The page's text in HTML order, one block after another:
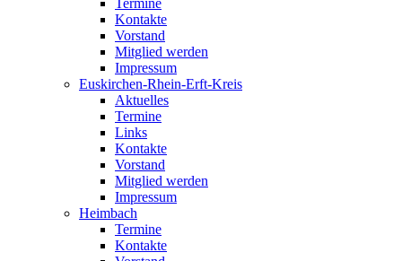
Termine
Kontakte
Vorstand
Mitglied werden
Impressum
Euskirchen-Rhein-Erft-Kreis
Aktuelles
Termine
Links
Kontakte
Vorstand
Mitglied werden
Impressum
Heimbach
Termine
Kontakte